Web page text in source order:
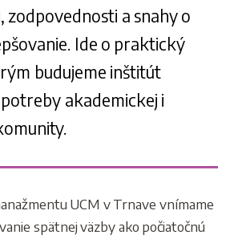
zodpovednosti a snahy o
Ide o praktický
budujeme inštitút
akademickej i
UCM v Trnave vnímame
spätnej väzby ako počiatočnú